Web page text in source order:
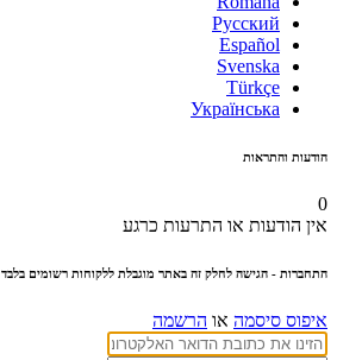
Русский
Español
Svenska
Türkçe
Українська
הודעות והתראות
0
אין הודעות או התרעות כרגע
התחברות - הגישה לחלק זה באתר מוגבלת ללקוחות רשומים בלבד
איפוס סיסמה או הרשמה